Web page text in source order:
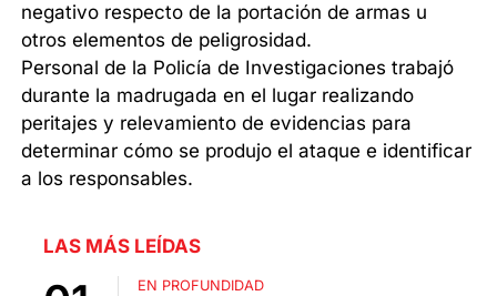
negativo respecto de la portación de armas u
otros elementos de peligrosidad.
Personal de la Policía de Investigaciones trabajó
durante la madrugada en el lugar realizando
peritajes y relevamiento de evidencias para
determinar cómo se produjo el ataque e identificar
a los responsables.
LAS MÁS LEÍDAS
EN PROFUNDIDAD